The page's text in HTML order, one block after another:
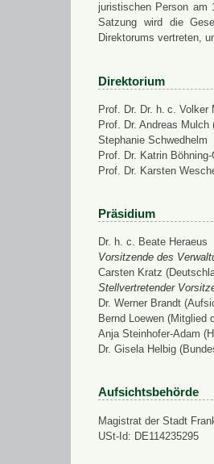
juristischen Person am
Satzung wird die
Direktorums vertreten,
Direktorium
Prof. Dr. Dr. h. c. Volker
Prof. Dr. Andreas
Stephanie Schwedhelm
Prof. Dr. Katrin
Prof. Dr. Karsten
Präsidium
Dr. h. c. Beate Heraeus
Vorsitzende des
Carsten Kratz
Stellvertretender
Dr. Werner Brandt
Bernd Loewen (Mitglied
Anja Steinhofer-Adam
Dr. Gisela Helbig
Aufsichtsbehörde
Magistrat der Stadt
USt-Id: DE114235295